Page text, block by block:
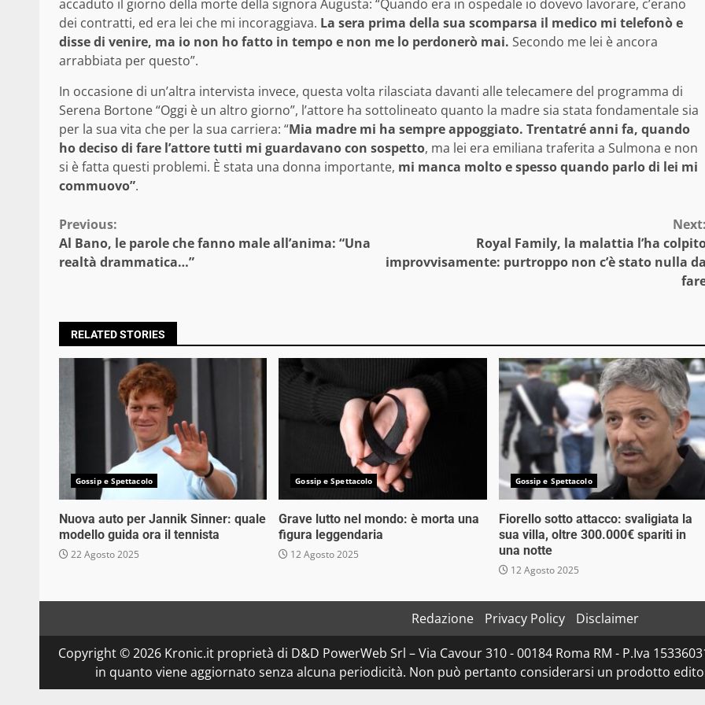
accaduto il giorno della morte della signora Augusta: “Quando era in ospedale io dovevo lavorare, c’erano
dei contratti, ed era lei che mi incoraggiava. La sera prima della sua scomparsa il medico mi telefonò e
disse di venire, ma io non ho fatto in tempo e non me lo perdonerò mai. Secondo me lei è ancora
arrabbiata per questo”.
In occasione di un’altra intervista invece, questa volta rilasciata davanti alle telecamere del programma di
Serena Bortone “Oggi è un altro giorno”, l’attore ha sottolineato quanto la madre sia stata fondamentale sia
per la sua vita che per la sua carriera: “Mia madre mi ha sempre appoggiato. Trentatré anni fa, quando
ho deciso di fare l’attore tutti mi guardavano con sospetto, ma lei era emiliana traferita a Sulmona e non
si è fatta questi problemi. È stata una donna importante, mi manca molto e spesso quando parlo di lei mi
commuovo”.
Continue
Reading
Previous:
Al Bano, le parole che fanno male all’anima: “Una
realtà drammatica…”
Next:
Royal Family, la malattia l’ha
improvvisamente: purtroppo non c’è stato nulla da
RELATED STORIES
Gossip e Spettacolo
Nuova auto per Jannik Sinner: quale
modello guida ora il tennista
22 Agosto 2025
Gossip e Spettacolo
Grave lutto nel mondo: è morta una
figura leggendaria
12 Agosto 2025
Gossip e Spettacolo
Fiorello sotto attacco: svaligiata la
sua villa, oltre 300.000€ spariti in
una notte
12 Agosto 2025
Redazione Privacy Policy
Disclaimer
Copyright © 2026 Kronic.it proprietà di D&D PowerWeb Srl – Via Cavour 310 - 00184 Roma RM - P.Iva
in quanto viene aggiornato senza alcuna periodicità. Non può pertanto considerarsi un prodotto